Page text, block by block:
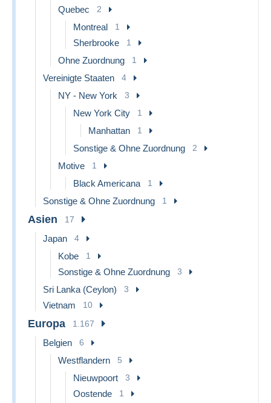
Quebec 2
Montreal 1
Sherbrooke 1
Ohne Zuordnung 1
Vereinigte Staaten 4
NY - New York 3
New York City 1
Manhattan 1
Sonstige & Ohne Zuordnung 2
Motive 1
Black Americana 1
Sonstige & Ohne Zuordnung 1
Asien 17
Japan 4
Kobe 1
Sonstige & Ohne Zuordnung 3
Sri Lanka (Ceylon) 3
Vietnam 10
Europa 1.167
Belgien 6
Westflandern 5
Nieuwpoort 3
Oostende 1